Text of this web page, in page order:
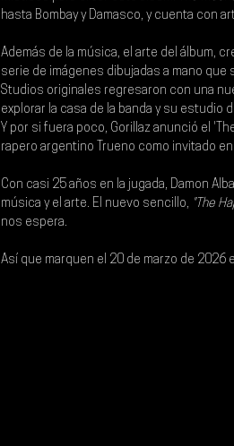
hasta Bombay y Damasco, y cuenta con
Además de la música, el arte del álbum,
serie de imágenes dibujadas a mano que
Studios originales regresaron con una
explorar la casa de la banda y su estudio
Y por si fuera poco, Gorillaz anunció el
rapero argentino Trueno como invitado
Con casi 25 años en la jugada, Damon
música y el arte. El nuevo sencillo, "The
nos espera.
Así que marquen el 20 de marzo de 2026